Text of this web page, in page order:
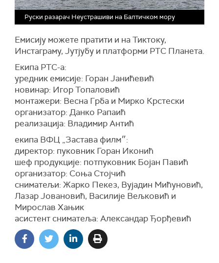
Руски разарач Неустрашиви на Балтичком мору
Емисију можете пратити и на Тиктоку,
Инстаграму, Јутјубу и платформи РТС Планета.
Екипа РТС-а:
уредник емисије: Горан Јанићевић
новинар: Игор Топаловић
монтажери: Весна Грба и Мирко Крстески
организатор: Данко Рапаић
реализација: Владимир Антић
екипа ВФЦ „Застава филм״:
директор: пуковник Горан Иконић
шеф продукције: потпуковник Бојан Павић
организатор: Соња Стојчић
сниматељи: Жарко Пекез, Вујадин Мићуновић,
Лазар Јовановић, Василије Вељковић и
Мирослав Хањик
асистент сниматеља: Александар Ђорђевић